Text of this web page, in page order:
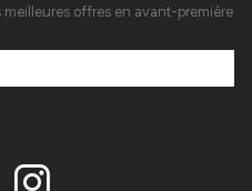
offres en avant-première